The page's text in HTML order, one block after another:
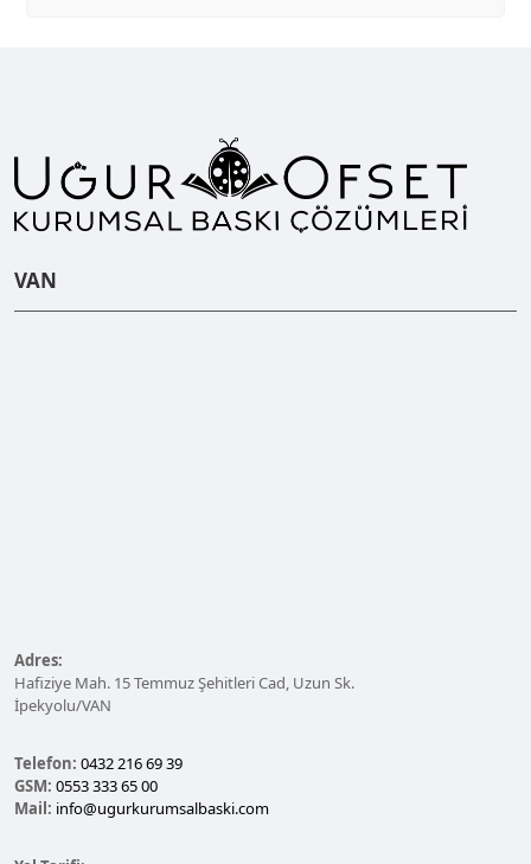
VAN
Adres:
Hafiziye Mah. 15 Temmuz Şehitleri Cad, Uzun Sk.
İpekyolu/VAN
Telefon: 0432 216 69 39
GSM: 0553 333 65 00
Mail: info@ugurkurumsalbaski.com